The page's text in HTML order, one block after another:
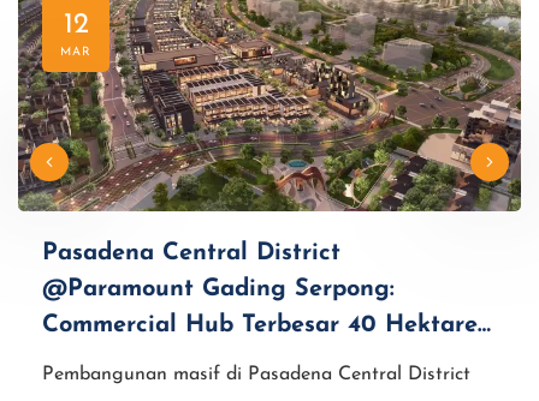
12
MAR
Pasadena Central District
@Paramount Gading Serpong:
Commercial Hub Terbesar 40 Hektare
di Jantung Kota Gading Serpong
Pembangunan masif di Pasadena Central District